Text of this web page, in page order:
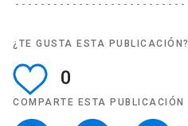
¿TE GUSTA ESTA PUBLICACIÓN?
0
COMPARTE ESTA PUBLICACIÓN